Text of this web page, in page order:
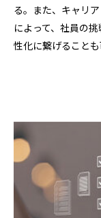
る。また、キャリ
によって、社員の
性化に繋げることも